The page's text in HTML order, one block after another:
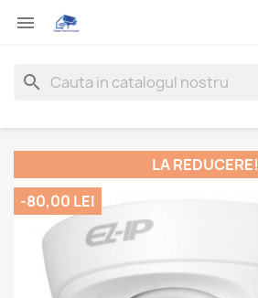

search
LA REDUCERE!
-80,00 LEI